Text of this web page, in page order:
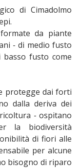
di Cimadolmo
da piante
- di medio fusto
basso fusto come
protegge dai forti
dalla deriva dei
- ospitano
la biodiversità
di fiori alle
per alcune
bisogno di riparo